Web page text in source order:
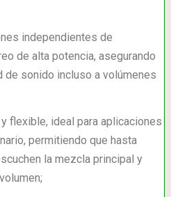
independientes de
de alta potencia, asegurando
de sonido incluso a volúmenes
flexible, ideal para aplicaciones
permitiendo que hasta
la mezcla principal y